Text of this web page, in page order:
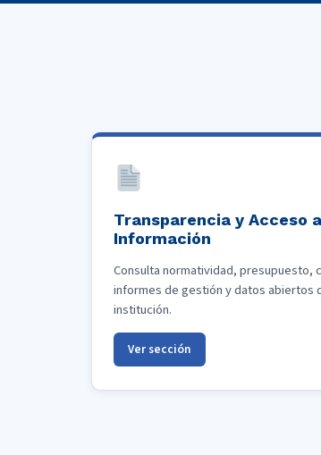
Transparencia y Acceso
Información
Consulta normatividad, presupuesto,
informes de gestión y datos abiertos
institución.
Ver sección